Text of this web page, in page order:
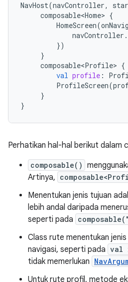
NavHost(navController,
composable<Home> {
HomeScreen(
navController .
})
}
composable<Profile> {
val profile :
ProfileScreen(
}
}
Perhatikan hal-hal berikut dalam
composable()
Artinya,
Menentukan jenis tujuan
lebih andal daripada
seperti pada
Class rute menentukan
navigasi, seperti pada val
tidak memerlukan
Untuk rute profil, metode